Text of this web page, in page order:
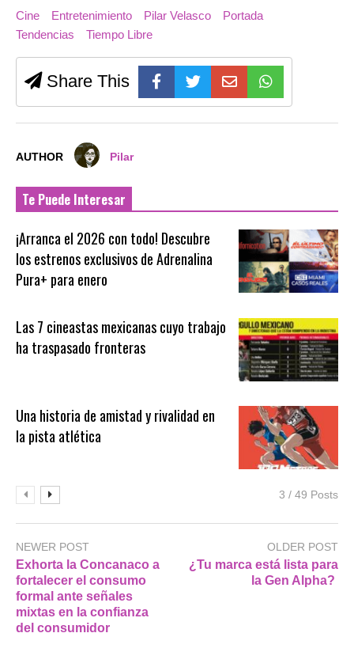
Cine Entretenimiento Pilar Velasco
Portada
Tendencias
Tiempo Libre
Share This
AUTHOR Pilar
Te Puede Interesar
¡Arranca el 2026 con todo! Descubre
los estrenos exclusivos de Adrenalina
Pura+ para enero
Las 7 cineastas mexicanas cuyo trabajo
ha traspasado fronteras
Una historia de amistad y rivalidad en
la pista atlética
3 / 49 Posts
NEWER POST
Exhorta la Concanaco a
fortalecer el consumo
formal ante señales
mixtas en la confianza
del consumidor
OLDER POST
¿Tu marca está lista para
la Gen Alpha? ​